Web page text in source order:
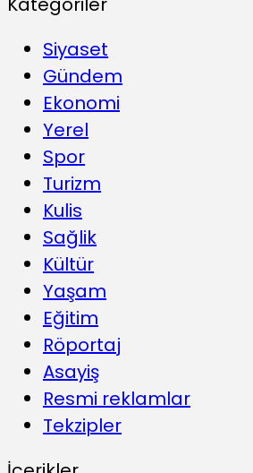
Siyaset
Gündem
Ekonomi
Yerel
Spor
Turizm
Kulis
Sağlik
Kültür
Yaşam
Eğitim
Röportaj
Asayiş
Resmi reklamlar
Tekzipler